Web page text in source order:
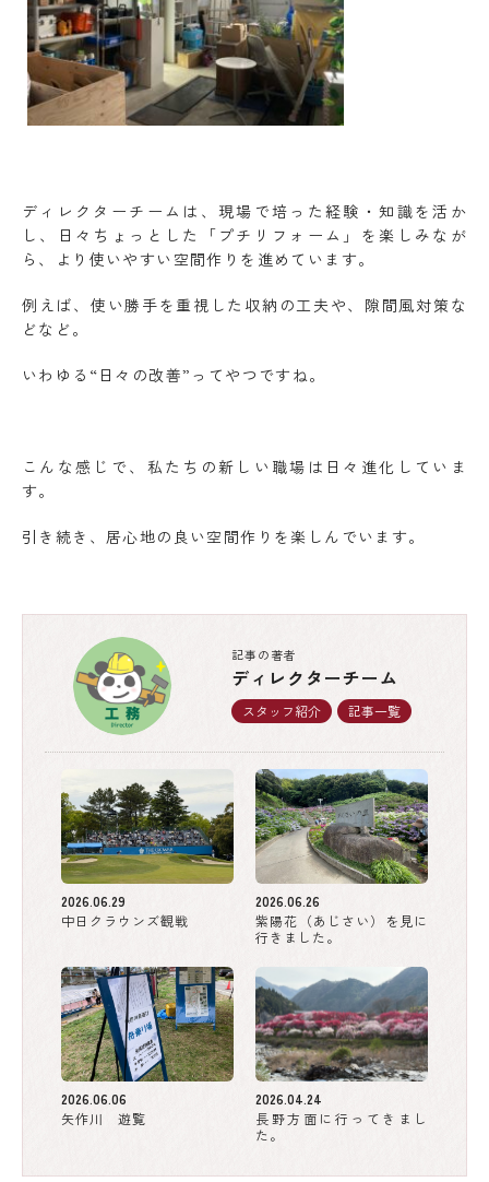
ディレクターチームは、現場で培った経験・知識を活か
し、日々ちょっとした「プチリフォーム」を楽しみなが
ら、より使いやすい空間作りを進めています。
例えば、使い勝手を重視した収納の工夫や、隙間風対策な
どなど。
いわゆる“日々の改善”ってやつですね。
こんな感じで、私たちの新しい職場は日々進化していま
す。
引き続き、居心地の良い空間作りを楽しんでいます。
記事の著者
ディレクターチーム
スタッフ紹介 記事一覧
2026.06.29
中日クラウンズ観戦
2026.06.26
紫陽花（あじさい）を見に
行きました。
2026.06.06
矢作川 遊覧
2026.04.24
長野方面に行ってきまし
た。